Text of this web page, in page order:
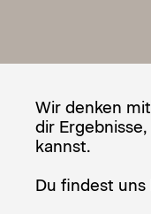
Wir denken
dir
kannst.
Du findest uns